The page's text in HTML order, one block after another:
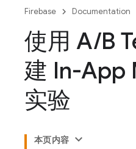
Firebase Documentation
使用 A/B
建 In-App
实验
本页内容